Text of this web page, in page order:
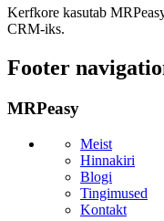
Kerfkore kasutab
CRM-iks.
Footer
MRPeasy
Meist
Hinnakiri
Blogi
Tingimused
Kontakt